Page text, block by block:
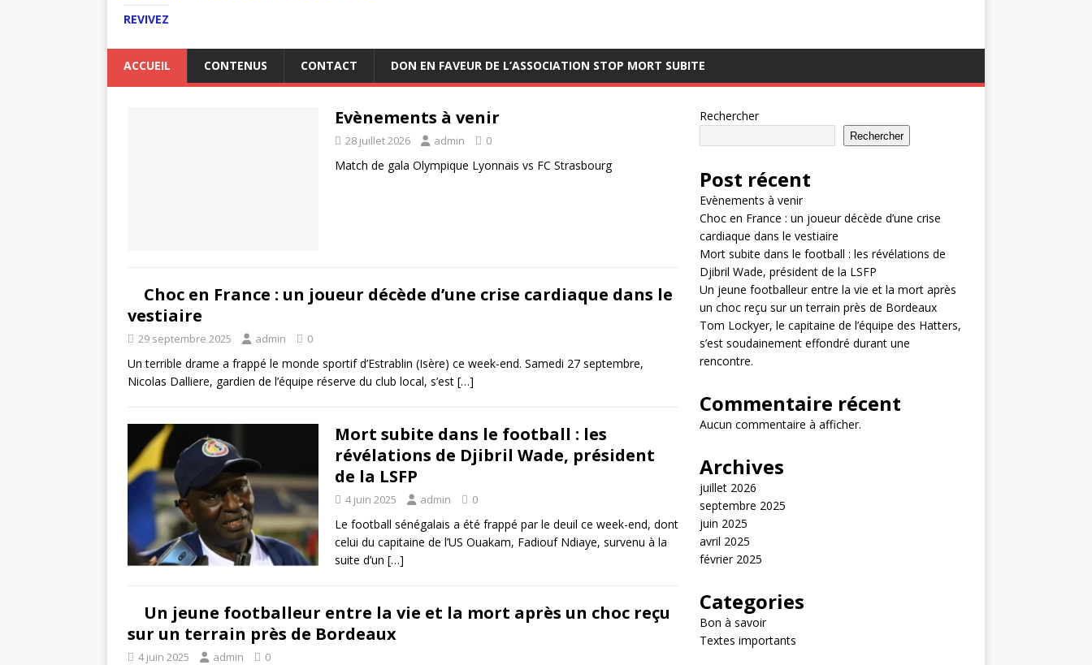
REVIVEZ
ACCUEIL CONTENUS CONTACT DON EN FAVEUR DE L’ASSOCIATION STOP MORT SUBITE
Evènements à venir
28 juillet 2026 admin 0
Match de gala Olympique Lyonnais vs FC Strasbourg
Choc en France : un joueur décède d’une crise cardiaque dans le
vestiaire
29 septembre 2025 admin 0
Un terrible drame a frappé le monde sportif d’Estrablin (Isère) ce week-end. Samedi 27 septembre,
Nicolas Dalliere, gardien de l’équipe réserve du club local, s’est […]
Mort subite dans le football : les
révélations de Djibril Wade, président
de la LSFP
4 juin 2025 admin 0
Le football sénégalais a été frappé par le deuil ce week-end, dont
celui du capitaine de l’US Ouakam, Fadiouf Ndiaye, survenu à la
suite d’un […]
Un jeune footballeur entre la vie et la mort après un choc reçu
sur un terrain près de Bordeaux
4 juin 2025 admin 0
Rechercher
Rechercher
Post récent
Evènements à venir
Choc en France : un joueur décède d’une crise
cardiaque dans le vestiaire
Mort subite dans le football : les révélations de
Djibril Wade, président de la LSFP
Un jeune footballeur entre la vie et la mort après
un choc reçu sur un terrain près de Bordeaux
Tom Lockyer, le capitaine de l’équipe des Hatters,
s’est soudainement effondré durant une
rencontre.
Commentaire récent
Aucun commentaire à afficher.
Archives
juillet 2026
septembre 2025
juin 2025
avril 2025
février 2025
Categories
Bon à savoir
Textes importants